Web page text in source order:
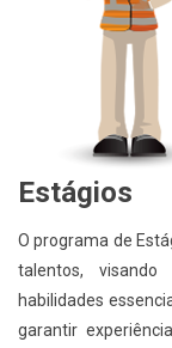
Estágios
O programa de
talentos, visando
habilidades
garantir